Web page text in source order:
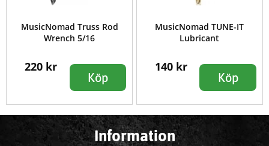
MusicNomad Truss Rod
Wrench 5/16
220 kr
Köp
MusicNomad TUNE-IT
Lubricant
140 kr
Köp
Information